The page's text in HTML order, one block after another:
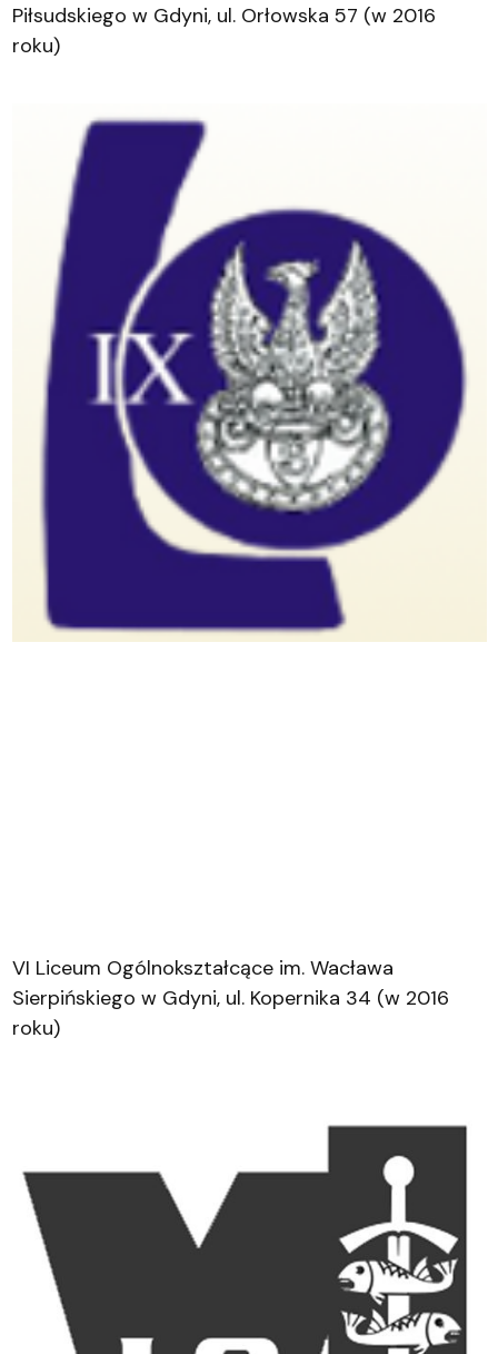
Piłsudskiego w Gdyni, ul. Orłowska 57 (w 2016
roku)
VI Liceum Ogólnokształcące im. Wacława
Sierpińskiego w Gdyni, ul. Kopernika 34 (w 2016
roku)